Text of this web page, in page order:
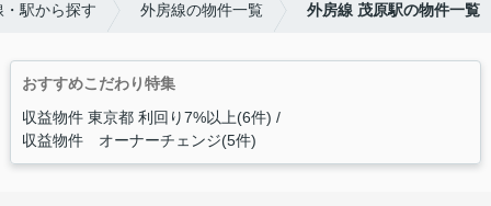
・駅から探す 外房線の物件一覧 外房線 茂原駅の物件一覧
おすすめこだわり特集
収益物件 東京都 利回り7%以上(6件)
収益物件 オーナーチェンジ(5件)